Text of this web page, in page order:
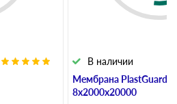
Мембрана PlastGuard
8х2000х20000
В наличии